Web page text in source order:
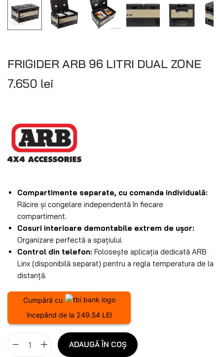
FRIGIDER ARB 96 LITRI DUAL ZONE
7.650 lei
Compartimente separate, cu comanda individuală:
Răcire și congelare independentă în fiecare
compartiment.
Cosuri interioare demontabile extrem de ușor:
Organizare perfectă a spațiului.
Control din telefon: Folosește aplicația dedicată ARB
Linx (disponibilă separat) pentru a regla temperatura de la
distanță.
Cumpără cu
începând de la 249.54 LEI
ADAUGĂ ÎN COȘ